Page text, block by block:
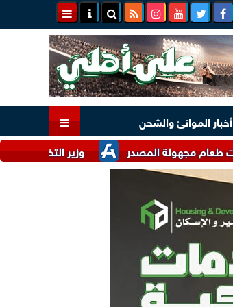
أخبار الموانئ والشحن
وزير التخطيط: تراجع البطالة في مصر إلى 5.8% خلال